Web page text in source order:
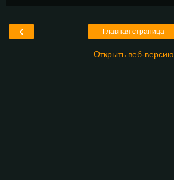
‹ Главная страница
Открыть веб-версию